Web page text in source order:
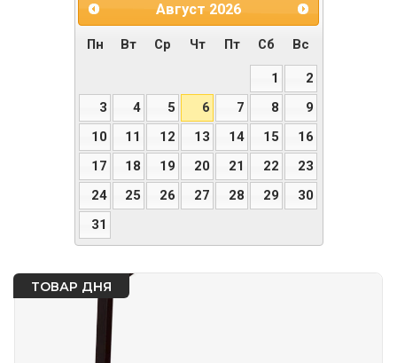
Август 2026
Пн Вт Ср Чт Пт Сб Вс
1
2
3
4 5 6 7 8
9
10
11 12 13 14 15
16
17
18 19 20 21 22
23
24
25 26 27 28 29
30
31
ТОВАР ДНЯ